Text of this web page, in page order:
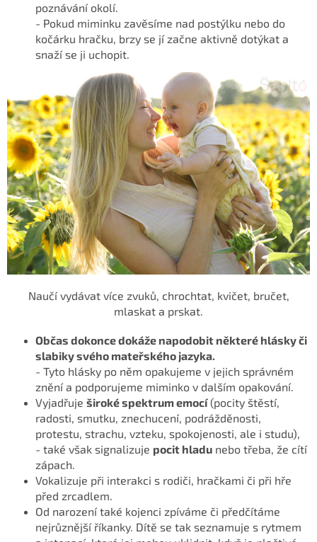
poznávání okolí.
- Pokud miminku zavěsíme nad postýlku nebo do
kočárku hračku, brzy se jí začne aktivně dotýkat a
snaží se ji uchopit.
Naučí vydávat více zvuků, chrochtat, kvičet, bručet,
mlaskat a prskat.
Občas dokonce dokáže napodobit některé hlásky či
slabiky svého mateřského jazyka.
- Tyto hlásky po něm opakujeme v jejich správném
znění a podporujeme miminko v dalším opakování.
Vyjadřuje široké spektrum emocí(pocity štěstí,
radosti, smutku, znechucení, podrážděnosti,
protestu, strachu, vzteku, spokojenosti, ale i studu),
- také však signalizuje pocit hladu nebo třeba, že cítí
zápach.
Vokalizuje při interakci s rodiči, hračkami či při hře
před zrcadlem.
Od narození také kojenci zpíváme či předčítáme
nejrůznější říkanky. Dítě se tak seznamuje s rytmem